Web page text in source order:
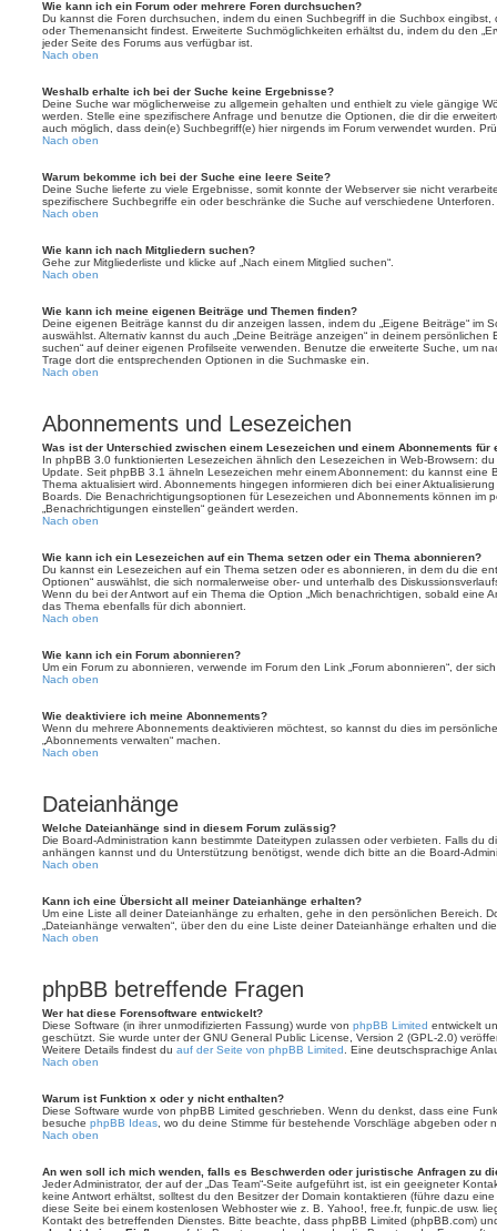
Wie kann ich ein Forum oder mehrere Foren durchsuchen?
Du kannst die Foren durchsuchen, indem du einen Suchbegriff in die Suchbox eingibst,
oder Themenansicht findest. Erweiterte Suchmöglichkeiten erhältst du, indem du den
jeder Seite des Forums aus verfügbar ist.
Nach oben
Weshalb erhalte ich bei der Suche keine Ergebnisse?
Deine Suche war möglicherweise zu allgemein gehalten und enthielt zu viele gängige
werden. Stelle eine spezifischere Anfrage und benutze die Optionen, die dir die
auch möglich, dass dein(e) Suchbegriff(e) hier nirgends im Forum verwendet wurden.
Nach oben
Warum bekomme ich bei der Suche eine leere Seite?
Deine Suche lieferte zu viele Ergebnisse, somit konnte der Webserver sie nicht
spezifischere Suchbegriffe ein oder beschränke die Suche auf verschiedene Unterforen.
Nach oben
Wie kann ich nach Mitgliedern suchen?
Gehe zur Mitgliederliste und klicke auf „Nach einem Mitglied suchen“.
Nach oben
Wie kann ich meine eigenen Beiträge und Themen finden?
Deine eigenen Beiträge kannst du dir anzeigen lassen, indem du „Eigene Beiträge“ im
auswählst. Alternativ kannst du auch „Deine Beiträge anzeigen“ in deinem persönlichen
suchen“ auf deiner eigenen Profilseite verwenden. Benutze die erweiterte Suche, um
Trage dort die entsprechenden Optionen in die Suchmaske ein.
Nach oben
Abonnements und Lesezeichen
Was ist der Unterschied zwischen einem Lesezeichen und einem Abonnements für
In phpBB 3.0 funktionierten Lesezeichen ähnlich den Lesezeichen in Web-Browsern:
Update. Seit phpBB 3.1 ähneln Lesezeichen mehr einem Abonnement: du kannst eine
Thema aktualisiert wird. Abonnements hingegen informieren dich bei einer
Boards. Die Benachrichtigungsoptionen für Lesezeichen und Abonnements können im
„Benachrichtigungen einstellen“ geändert werden.
Nach oben
Wie kann ich ein Lesezeichen auf ein Thema setzen oder ein Thema abonnieren?
Du kannst ein Lesezeichen auf ein Thema setzen oder es abonnieren, in dem du die
Optionen“ auswählst, die sich normalerweise ober- und unterhalb des
Wenn du bei der Antwort auf ein Thema die Option „Mich benachrichtigen, sobald eine
das Thema ebenfalls für dich abonniert.
Nach oben
Wie kann ich ein Forum abonnieren?
Um ein Forum zu abonnieren, verwende im Forum den Link „Forum abonnieren“, der
Nach oben
Wie deaktiviere ich meine Abonnements?
Wenn du mehrere Abonnements deaktivieren möchtest, so kannst du dies im
„Abonnements verwalten“ machen.
Nach oben
Dateianhänge
Welche Dateianhänge sind in diesem Forum zulässig?
Die Board-Administration kann bestimmte Dateitypen zulassen oder verbieten. Falls du
anhängen kannst und du Unterstützung benötigst, wende dich bitte an die Board-
Nach oben
Kann ich eine Übersicht all meiner Dateianhänge erhalten?
Um eine Liste all deiner Dateianhänge zu erhalten, gehe in den persönlichen Bereich.
„Dateianhänge verwalten“, über den du eine Liste deiner Dateianhänge erhalten und
Nach oben
phpBB betreffende Fragen
Wer hat diese Forensoftware entwickelt?
Diese Software (in ihrer unmodifizierten Fassung) wurde von phpBB Limited entwickelt
geschützt. Sie wurde unter der GNU General Public License, Version 2 (GPL-2.0)
Weitere Details findest du auf der Seite von phpBB Limited . Eine deutschsprachige
Nach oben
Warum ist Funktion x oder y nicht enthalten?
Diese Software wurde von phpBB Limited geschrieben. Wenn du denkst, dass eine
besuche phpBB Ideas , wo du deine Stimme für bestehende Vorschläge abgeben oder
Nach oben
An wen soll ich mich wenden, falls es Beschwerden oder juristische Anfragen zu
Jeder Administrator, der auf der „Das Team“-Seite aufgeführt ist, ist ein geeigneter
keine Antwort erhältst, solltest du den Besitzer der Domain kontaktieren (führe dazu eine
diese Seite bei einem kostenlosen Webhoster wie z. B. Yahoo!, free.fr, funpic.de usw.
Kontakt des betreffenden Dienstes. Bitte beachte, dass phpBB Limited (phpBB.com)